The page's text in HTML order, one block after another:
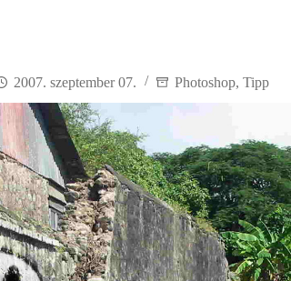
2007. szeptember 07. Photoshop,Tipp